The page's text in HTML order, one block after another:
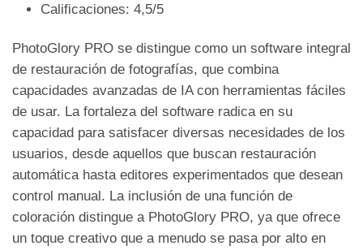
Calificaciones: 4,5/5
PhotoGlory PRO se distingue como un software integral
de restauración de fotografías, que combina
capacidades avanzadas de IA con herramientas fáciles
de usar. La fortaleza del software radica en su
capacidad para satisfacer diversas necesidades de los
usuarios, desde aquellos que buscan restauración
automática hasta editores experimentados que desean
control manual. La inclusión de una función de
coloración distingue a PhotoGlory PRO, ya que ofrece
un toque creativo que a menudo se pasa por alto en